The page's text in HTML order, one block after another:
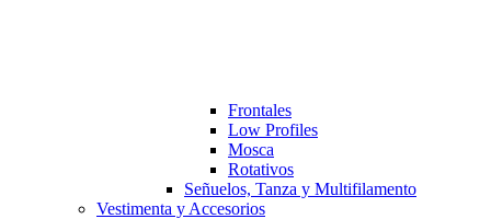
Frontales
Low Profiles
Mosca
Rotativos
Señuelos, Tanza y Multifilamento
Vestimenta y Accesorios